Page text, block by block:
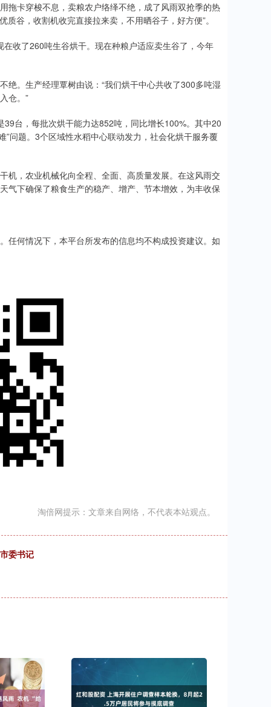
拖卡穿梭不息，卖粮农户络绎不绝，成了风雨双抢季的热
谷，收割机收完直接拉来卖，不用晒谷子，好方便”。​
收了260吨生谷烘干。现在种粮户适应卖生谷了，今年
绝。生产经理覃树由说：“我们烘干中心共收了300多吨湿
仓。”
台，每批次烘干能力达852吨，同比增长100%。其中20
问题。3个区域性水稻中心联动发力，社会化烘干服务覆
机，农业机械化向全程、全面、高质量发展。在这风雨交
气下确保了粮食生产的稳产、增产、节本增效，为丰收保
任何情况下，本平台所发布的信息均不构成投资建议。如
淘倍网提示：文章来自网络，不代表本站观点。
委书记